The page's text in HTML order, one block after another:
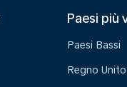
Paesi più
Paesi Bassi
Regno Unito